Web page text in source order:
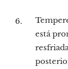
está